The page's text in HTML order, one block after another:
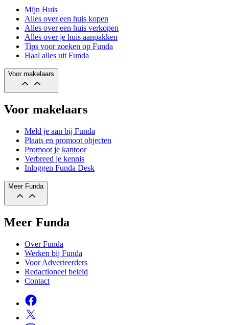
Mijn Huis
Alles over een huis kopen
Alles over een huis verkopen
Alles over je huis aanpakken
Tips voor zoeken op Funda
Haal alles uit Funda
Voor makelaars
Voor makelaars
Meld je aan bij Funda
Plaats en promoot objecten
Promoot je kantoor
Verbreed je kennis
Inloggen Funda Desk
Meer Funda
Meer Funda
Over Funda
Werken bij Funda
Voor Adverteerders
Redactioneel beleid
Contact